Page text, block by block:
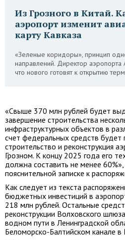
Из Грозного в Китай.
аэропорт изменит
карту Кавказа
«Зеленые коридоры», принцип
направлений. Директор
что нового готовят к открытию
«Свыше 370 млн рублей будет
завершение строительства
инфраструктурных объектов в
счет федеральных средств
строительство и реконструкция
Грозном. К концу 2025 года его
должна составить не менее
пояснительной записке к
Как следует из текста
бюджетных инвестиций в
218 млн рублей. Остальные
реконструкции Волховского
водном пути в Ленинградской
Беломорско-Балтийском канале в